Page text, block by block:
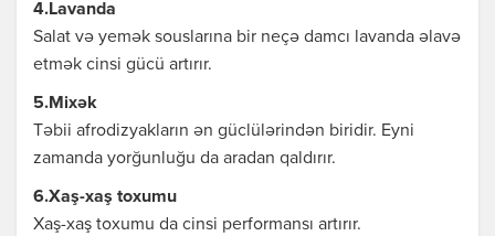
4.Lavanda
Salat və yemək souslarına bir neçə damcı lavanda əlavə
etmək cinsi gücü artırır.
5.Mixək
Təbii afrodizyakların ən güclülərindən biridir. Eyni
zamanda yorğunluğu da aradan qaldırır.
6.Xaş-xaş toxumu
Xaş-xaş toxumu da cinsi performansı artırır.